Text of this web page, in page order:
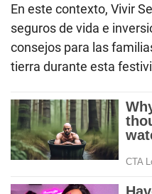
En este contexto, Vivir
seguros de vida e
consejos para las
tierra durante esta